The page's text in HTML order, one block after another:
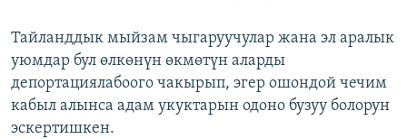
Тайланддык мыйзам чыгаруучулар жана эл аралык
уюмдар бул өлкөнүн өкмөтүн аларды
депортациялабоого чакырып, эгер ошондой чечим
кабыл алынса адам укуктарын одоно бузуу болорун
эскертишкен.